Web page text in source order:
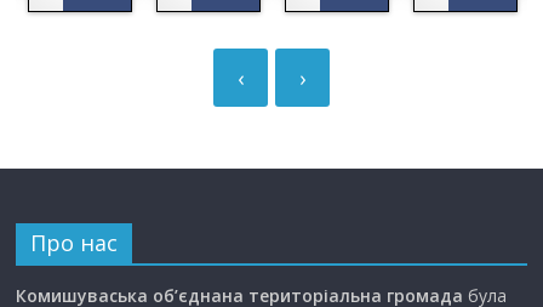
›
‹
Про нас
Комишуваська об’єднана територіальна громада була